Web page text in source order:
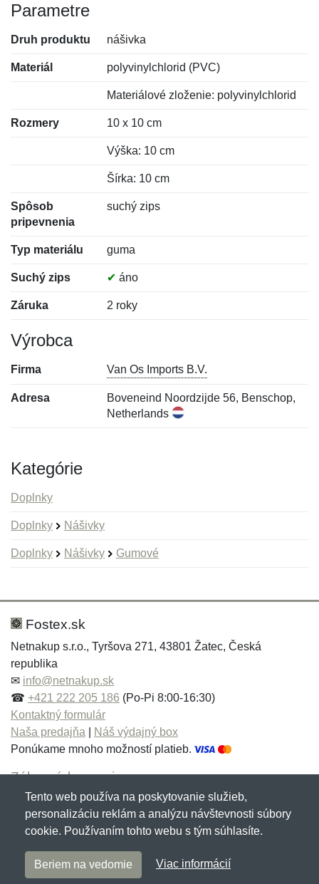
Parametre
Druh produktu nášivka
Materiál polyvinylchlorid (PVC)
Materiálové zloženie: polyvinylchlorid
Rozmery 10 x 10 cm
Výška: 10 cm
Šírka: 10 cm
Spôsob
pripevnenia
suchý zips
Typ materiálu guma
Suchý zips ✔ áno
Záruka 2 roky
Výrobca
Firma Van Os Imports B.V.
Adresa
Boveneind Noordzijde 56, Benschop,
Netherlands
Kategórie
Doplnky
Doplnky Nášivky
Doplnky Nášivky Gumové
Hodnotenie:
Meno:*
E-mail:
Správa*
Meno:
E-mail:*
Správa*
Fostex.sk
Netnakup s.r.o., Tyršova 271, 43801 Žatec, Česká
republika
✉ info@netnakup.sk
☎ +421 222 205 186 (Po-Pi 8:00-16:30)
Kontaktný formulár
Naša predajňa
Náš výdajný box
Ponúkame mnoho možností platieb.
Zákaznícky servis
Novinky emailom
Copyright © 2007-2026 (19 rokov s vami)Netnakup.sk
NetIQ. Všetky práva vyhradené.
Tento web používa na poskytovanie služieb,
personalizáciu reklám a analýzu návštevnosti súbory
cookie. Používaním tohto webu s tým súhlasíte.
Beriem na vedomie Viac informácií